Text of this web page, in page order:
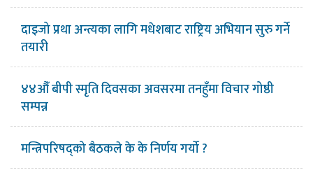
दाइजो प्रथा अन्त्यका लागि मधेशबाट राष्ट्रिय अभियान सुरु गर्ने
तयारी
४४औँ बीपी स्मृति दिवसका अवसरमा तनहुँमा विचार गोष्ठी
सम्पन्न
मन्त्रिपरिषद्को बैठकले के के निर्णय गर्यो ?